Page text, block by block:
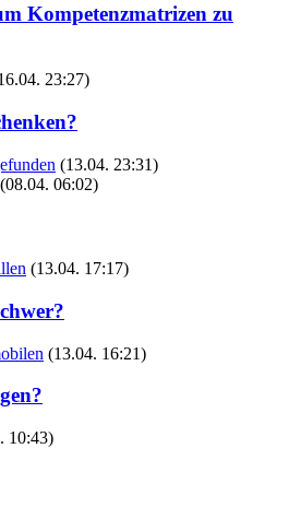
Kompetenzmatrizen zu
23:27)
(13.04. 23:31)
(08.04. 06:02)
(13.04. 17:17)
(13.04. 16:21)
10:43)